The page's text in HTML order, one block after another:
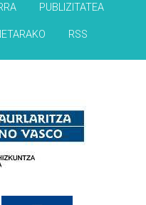
PUBLIZITATEA
RSS